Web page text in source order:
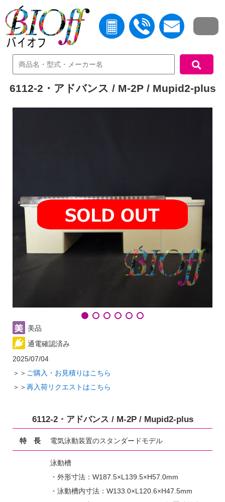
中古機器検索
6112-2・アドバンス / M-2P / Mupid2-plus
美品
通電確認済み
2025/07/04
＞＞ ご購入・お見積りはこちら
＞＞再入荷リクエストはこちら
6112-2・アドバンス / M-2P / Mupid2-plus
特 長 電気泳動装置のスタンダードモデル
泳動槽
・外形寸法：W187.5×L139.5×H57.0mm
・泳動槽内寸法：W133.0×L120.6×H47.5mm